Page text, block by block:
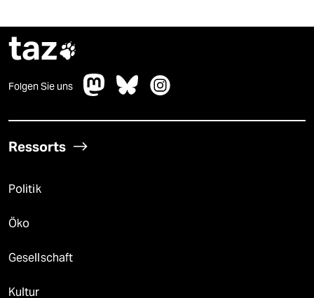
taz
Folgen Sie uns
Ressorts
Politik
Öko
Gesellschaft
Kultur